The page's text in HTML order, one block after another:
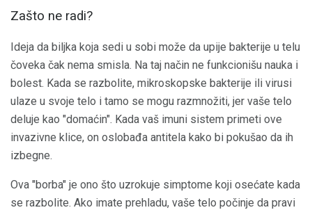
Zašto ne radi?
Ideja da biljka koja sedi u sobi može da upije bakterije u telu
čoveka čak nema smisla. Na taj način ne funkcionišu nauka i
bolest. Kada se razbolite, mikroskopske bakterije ili virusi
ulaze u svoje telo i tamo se mogu razmnožiti, jer vaše telo
deluje kao "domaćin". Kada vaš imuni sistem primeti ove
invazivne klice, on oslobađa antitela kako bi pokušao da ih
izbegne.
Ova "borba" je ono što uzrokuje simptome koji osećate kada
se razbolite. Ako imate prehladu, vaše telo počinje da pravi